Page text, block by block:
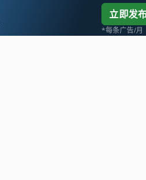
立即发
*每条广告/月